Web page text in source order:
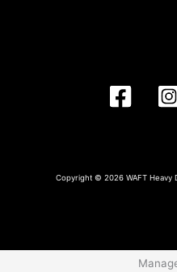
Copyright © 2026 WAFT Heavy